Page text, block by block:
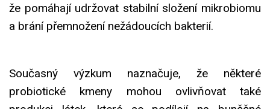
že pomáhají udržovat stabilní složení mikrobiomu
a brání přemnožení nežádoucích bakterií.
Současný výzkum naznačuje, že některé
probiotické kmeny mohou ovlivňovat také